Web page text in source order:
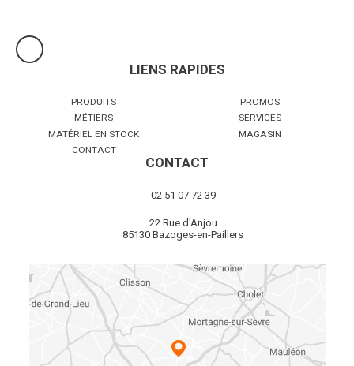
LIENS RAPIDES
PRODUITS
PROMOS
MÉTIERS
SERVICES
MATÉRIEL EN STOCK
MAGASIN
CONTACT
CONTACT
02 51 07 72 39
22 Rue d'Anjou
85130 Bazoges-en-Paillers